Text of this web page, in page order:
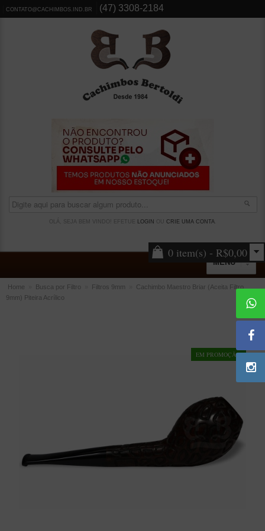
CONTATO@CACHIMBOS.IND.BR (47) 3308-2184
OLÁ, SEJA BEM VINDO! EFETUE LOGIN CRIE UMA CONTA.
0 item(s) - R$0,00
MENU
ACESSÓRIOS
Bolsas para Cachimbo
Home Busca por Filtro Filtros 9mm
Cachimbo Maestro Briar (Aceita Filtro
9mm) Piteira Acrílico
EM PROMOÇÃO!